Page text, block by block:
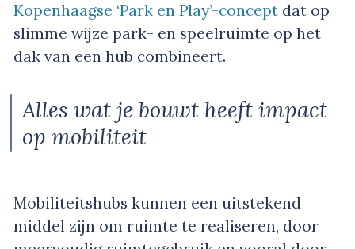
Kopenhaagse ‘Park en Play’-concept dat op
slimme wijze park- en speelruimte op het
dak van een hub combineert.
Alles wat je bouwt heeft impact
op mobiliteit
Mobiliteitshubs kunnen een uitstekend
middel zijn om ruimte te realiseren, door